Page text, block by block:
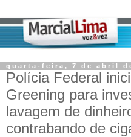
quarta-feira, 7 de abril de
Polícia Federal
Greening para
lavagem de
contrabando de